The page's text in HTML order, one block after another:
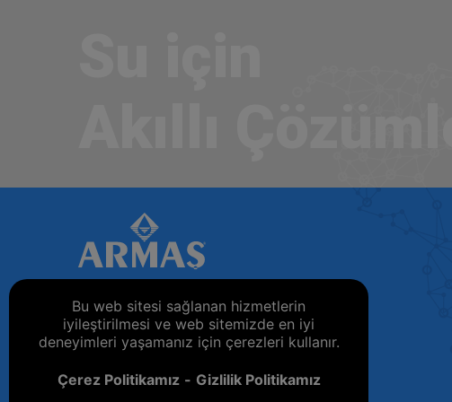
Bu web sitesi sağlanan hizmetlerin
iyileştirilmesi ve web sitemizde en iyi
deneyimleri yaşamanız için çerezleri kullanır.
Çerez Politikamız Gizlilik Politikamız
ARMAŞ SU ARMATÜRLERİ SAN. VE TİC. A.Ş.
Büyükkayacık OSB Mah. 506 Nolu Sok. No:12,
+90 332 251 74 15 (Pbx)